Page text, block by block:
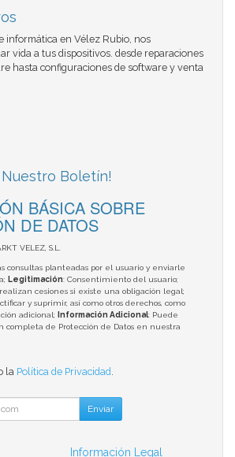
informática en Vélez Rubio, nos
vida a tus dispositivos. desde reparaciones
hasta configuraciones de software y venta
Nuestro Boletín!
BÁSICA SOBRE
DE DATOS
VELEZ, S.L.
consultas planteadas por el usuario y enviarle
Legitimación: Consentimiento del usuario;
realizan cesiones si existe una obligación legal;
y suprimir, así como otros derechos, como
adicional;
Información Adicional: Puede
completa de Protección de Datos en nuestra
la Política de Privacidad
Enviar
Información Legal